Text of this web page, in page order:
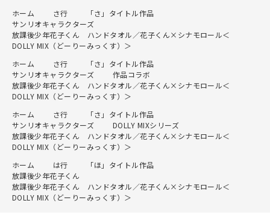
ホーム さ行
「さ」タイトル作品
サンリオキャラクターズ
放課後少年花子くん ハンドタオル／花子くん×シナモロール＜
DOLLY MIX（どーりーみっくす）＞
ホーム
さ行
「さ」タイトル作品
サンリオキャラクターズ
作品コラボ
放課後少年花子くん ハンドタオル／花子くん×シナモロール＜
DOLLY MIX（どーりーみっくす）＞
ホーム
さ行
「さ」タイトル作品
サンリオキャラクターズ
DOLLY MIXシリーズ
放課後少年花子くん ハンドタオル／花子くん×シナモロール＜
DOLLY MIX（どーりーみっくす）＞
ホーム
は行
「ほ」タイトル作品
放課後少年花子くん
放課後少年花子くん ハンドタオル／花子くん×シナモロール＜
DOLLY MIX（どーりーみっくす）＞